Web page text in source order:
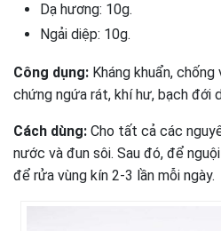
Dạ hương: 10g.
Ngải diệp: 10g.
Công dụng: Kháng khuẩn,
chứng ngứa rát, khí hư, bạch đới
Cách dùng: Cho tất cả các
nước và đun sôi. Sau đó, để
để rửa vùng kín 2-3 lần mỗi ngày.